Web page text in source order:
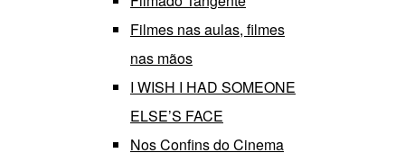
Filmes nas aulas, filmes
nas mãos
I WISH I HAD SOMEONE
ELSE’S FACE
Nos Confins do Cinema